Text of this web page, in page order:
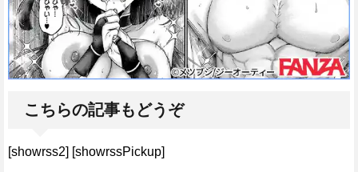
こちらの記事もどうぞ
[showrss2] [showrssPickup]